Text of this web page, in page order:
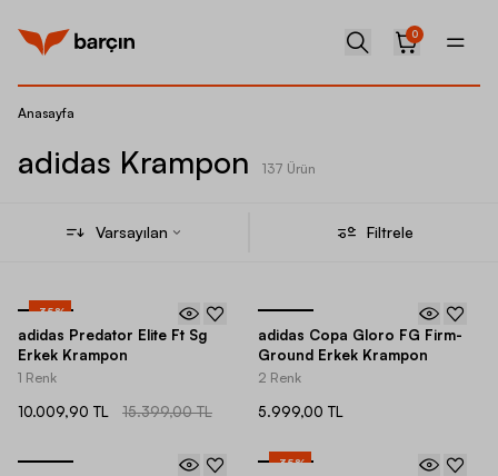
0
Anasayfa
adidas Krampon 137 Ürün
Varsayılan Filtrele
-35%
adidas Predator Elite Ft Sg
Erkek Krampon
1 Renk
10.009,90 TL 15.399,00 TL
adidas Copa Gloro FG Firm-
Ground Erkek Krampon
2 Renk
5.999,00 TL
-35%